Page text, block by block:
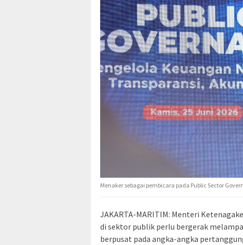
Menaker sebagai pembicara pada Public Sector
JAKARTA-MARITIM: Menteri
di sektor publik perlu bergerak
berpusat pada angka-angka